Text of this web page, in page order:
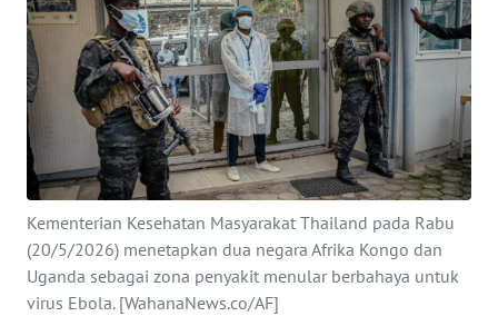
Kementerian Kesehatan Masyarakat Thailand pada Rabu
(20/5/2026) menetapkan dua negara Afrika Kongo dan
Uganda sebagai zona penyakit menular berbahaya untuk
virus Ebola. [WahanaNews.co/AF]
SAINS-TEKNO
KESEHATAN
INTERNASIONAL
SERBA-SERBI
PENDIDIKAN